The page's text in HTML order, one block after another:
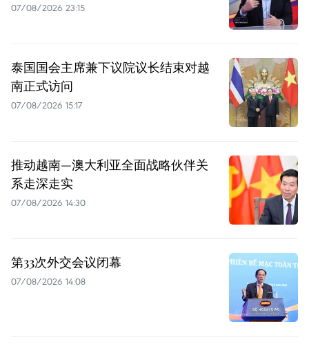
07/08/2026 23:15
泰国国会主席兼下议院议长结束对越
南正式访问
07/08/2026 15:17
推动越南—澳大利亚全面战略伙伴关
系走深走实
07/08/2026 14:30
第33次外交会议闭幕
07/08/2026 14:08